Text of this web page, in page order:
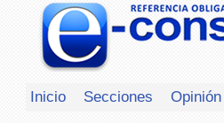
Inicio Secciones Opinión